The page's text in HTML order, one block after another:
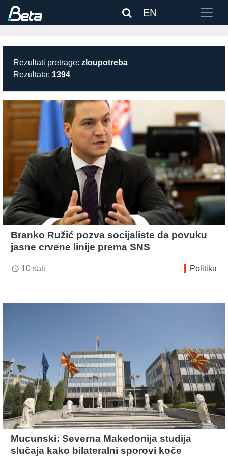
EN
Rezultati pretrage: zloupotreba
Rezultata: 1394
Branko Ružić pozva socijaliste da povuku
jasne crvene linije prema SNS
access_time 10 sati Politika
Mucunski: Severna Makedonija studija
slučaja kako bilateralni sporovi koče